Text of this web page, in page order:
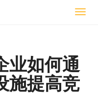
切
业如何通
施提高竞